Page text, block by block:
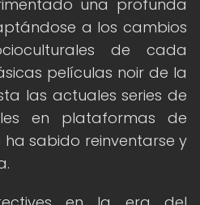
una profunda
a los cambios
de cada
películas noir de la
las actuales series de
en plataformas de
sabido reinventarse y